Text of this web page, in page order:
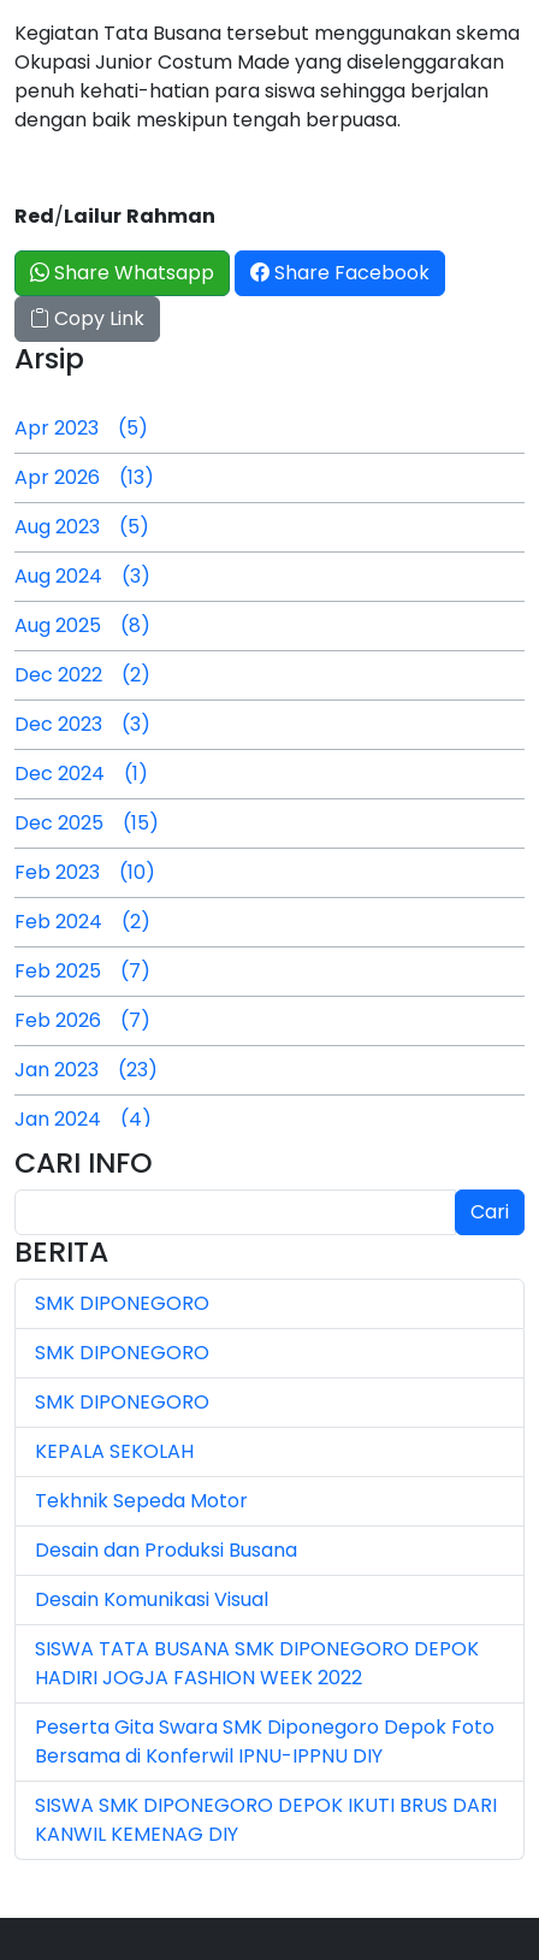
Kegiatan Tata Busana tersebut menggunakan skema
Okupasi Junior Costum Made yang diselenggarakan
penuh kehati-hatian para siswa sehingga berjalan
dengan baik meskipun tengah berpuasa.
Red/Lailur Rahman
Share Whatsapp
Share Facebook
Copy Link
Arsip
Apr 2023 (5)
Apr 2026 (13)
Aug 2023 (5)
Aug 2024 (3)
Aug 2025 (8)
Dec 2022 (2)
Dec 2023 (3)
Dec 2024 (1)
Dec 2025 (15)
Feb 2023 (10)
Feb 2024 (2)
Feb 2025 (7)
Feb 2026 (7)
Jan 2023 (23)
Jan 2024 (4)
Jan 2025 (4)
Jul 2025 (3)
Jul 2026 (4)
Jun 2023 (7)
Jun 2024 (3)
Jun 2025 (1)
Jun 2026 (5)
Mar 2023 (8)
Mar 2024 (1)
Mar 2026 (3)
May 2026 (16)
Nov 2022 (101)
Nov 2023 (5)
Nov 2025 (15)
CARI INFO
Cari
BERITA
SMK DIPONEGORO
SMK DIPONEGORO
SMK DIPONEGORO
KEPALA SEKOLAH
Tekhnik Sepeda Motor
Desain dan Produksi Busana
Desain Komunikasi Visual
SISWA TATA BUSANA SMK DIPONEGORO DEPOK
HADIRI JOGJA FASHION WEEK 2022
Peserta Gita Swara SMK Diponegoro Depok Foto
Bersama di Konferwil IPNU-IPPNU DIY
SISWA SMK DIPONEGORO DEPOK IKUTI BRUS DARI
KANWIL KEMENAG DIY